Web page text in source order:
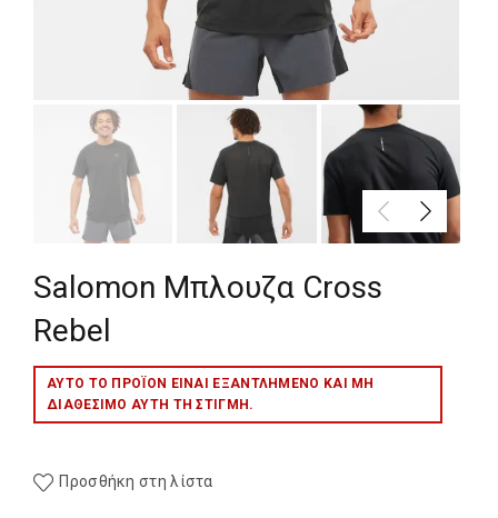
Salomon Μπλουζα Cross
Rebel
ΑΥΤΌ ΤΟ ΠΡΟΪΌΝ ΕΊΝΑΙ ΕΞΑΝΤΛΗΜΈΝΟ ΚΑΙ ΜΉ
ΔΙΑΘΈΣΙΜΟ ΑΥΤΉ ΤΗ ΣΤΙΓΜΉ.
Προσθήκη στη λίστα